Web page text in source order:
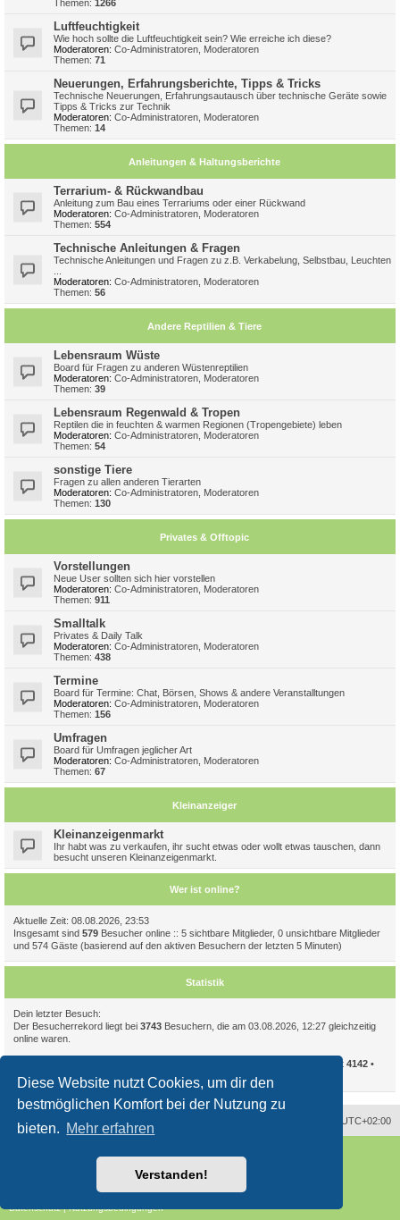
Diese Website nutzt Cookies, um dir den
bestmöglichen Komfort bei der Nutzung zu
bieten. Mehr erfahren
Verstanden!
Themen: 1266
Luftfeuchtigkeit
Wie hoch sollte die Luftfeuchtigkeit sein? Wie erreiche ich diese?
Moderatoren: Co-Administratoren Moderatoren
Themen: 71
Neuerungen, Erfahrungsberichte, Tipps & Tricks
Technische Neuerungen, Erfahrungsautausch über technische Geräte sowie
Tipps & Tricks zur Technik
Moderatoren: Co-Administratoren Moderatoren
Themen: 14
Anleitungen & Haltungsberichte
Terrarium- & Rückwandbau
Anleitung zum Bau eines Terrariums oder einer Rückwand
Moderatoren: Co-Administratoren Moderatoren
Themen: 554
Technische Anleitungen & Fragen
Technische Anleitungen und Fragen zu z.B. Verkabelung, Selbstbau, Leuchten
Moderatoren: Co-Administratoren Moderatoren
Themen: 56
Andere Reptilien & Tiere
Lebensraum Wüste
Board für Fragen zu anderen Wüstenreptilien
Moderatoren: Co-Administratoren Moderatoren
Themen: 39
Lebensraum Regenwald & Tropen
Reptilen die in feuchten & warmen Regionen (Tropengebiete) leben
Moderatoren: Co-Administratoren Moderatoren
Themen: 54
sonstige Tiere
Fragen zu allen anderen Tierarten
Moderatoren: Co-Administratoren Moderatoren
Themen: 130
Privates & Offtopic
Vorstellungen
Neue User sollten sich hier vorstellen
Moderatoren: Co-Administratoren Moderatoren
Themen: 911
Smalltalk
Privates & Daily Talk
Moderatoren: Co-Administratoren Moderatoren
Themen: 438
Termine
Board für Termine: Chat, Börsen, Shows & andere Veranstalltungen
Moderatoren: Co-Administratoren Moderatoren
Themen: 156
Umfragen
Board für Umfragen jeglicher Art
Moderatoren: Co-Administratoren Moderatoren
Themen: 67
Kleinanzeiger
Kleinanzeigenmarkt
Ihr habt was zu verkaufen, ihr sucht etwas oder wollt etwas tauschen, dann
besucht unseren Kleinanzeigenmarkt.
Wer ist online?
Aktuelle Zeit: 08.08.2026, 23:53
Insgesamt sind 579 Besucher online :: 5 sichtbare Mitglieder, 0 unsichtbare Mitglieder
und 574 Gäste (basierend auf den aktiven Besuchern der letzten 5 Minuten)
Statistik
Dein letzter Besuch:
Der Besucherrekord liegt bei 3743 Besuchern, die am 03.08.2026, 12:27 gleichzeitig
online waren.
• Mitglieder insgesamt 4142 •
Unser neuestes Mitglied:
CelIampomegranate
UTC+02:00
Deutsche Übersetzung durch
2017
Datenschutz|Nutzungsbedingungen